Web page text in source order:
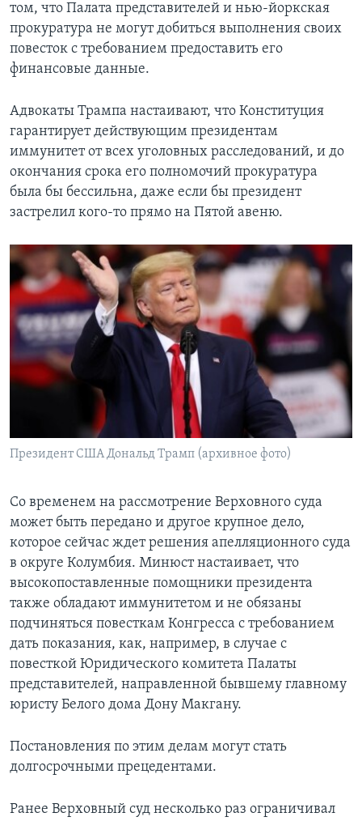
том, что Палата представителей и нью-йоркская
прокуратура не могут добиться выполнения своих
повесток с требованием предоставить его
финансовые данные.
Адвокаты Трампа настаивают, что Конституция
гарантирует действующим президентам
иммунитет от всех уголовных расследований, и до
окончания срока его полномочий прокуратура
была бы бессильна, даже если бы президент
застрелил кого-то прямо на Пятой авеню.
Президент США Дональд Трамп (архивное фото)
Со временем на рассмотрение Верховного суда
может быть передано и другое крупное дело,
которое сейчас ждет решения апелляционного суда
в округе Колумбия. Минюст настаивает, что
высокопоставленные помощники президента
также обладают иммунитетом и не обязаны
подчиняться повесткам Конгресса с требованием
дать показания, как, например, в случае с
повесткой Юридического комитета Палаты
представителей, направленной бывшему главному
юристу Белого дома Дону Макгану.
Постановления по этим делам могут стать
долгосрочными прецедентами.
Ранее Верховный суд несколько раз ограничивал